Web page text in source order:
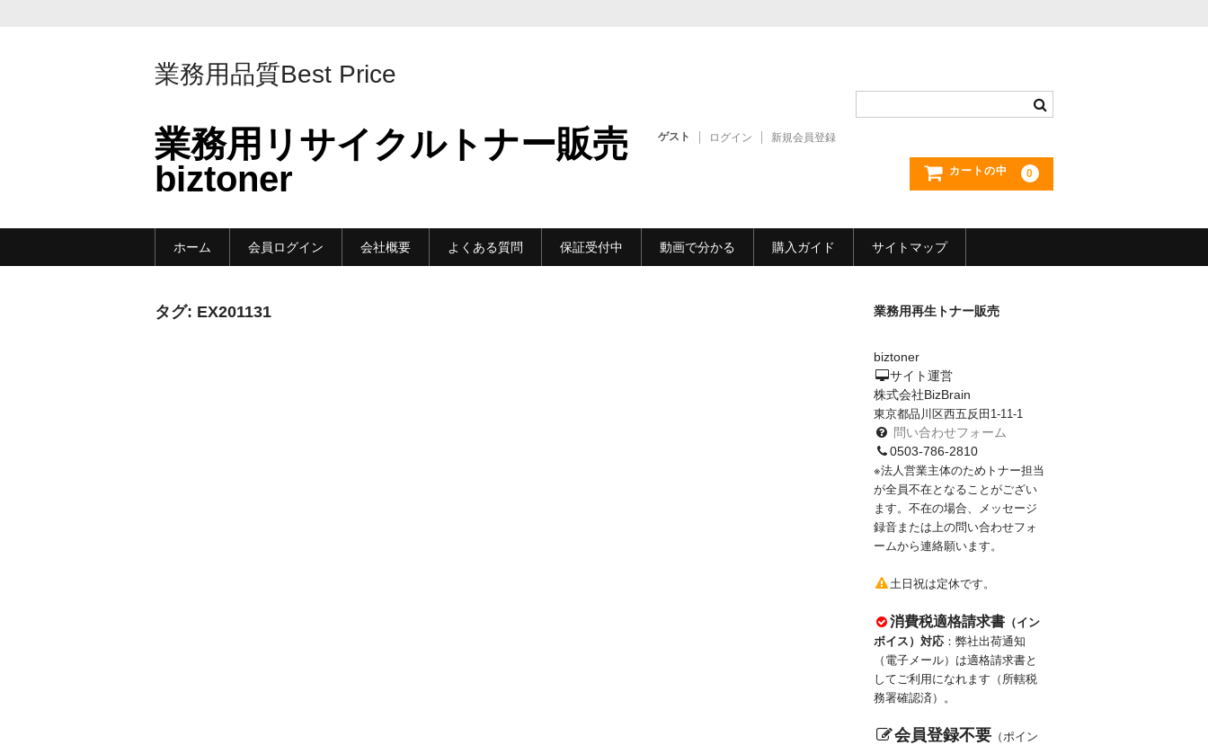
業務用品質Best Price
業務用リサイクルトナー販売
biztoner
ゲスト ログイン 新規会員登録
カートの中 0
ホーム 会員ログイン 会社概要 よくある質問 保証受付中 動画で分かる 購入ガイド サイトマップ
タグ: EX201131 業務用再生トナー販売
biztoner
サイト運営
株式会社BizBrain
東京都品川区西五反田1-11-1
問い合わせフォーム
0503-786-2810
※法人営業主体のためトナー担当
が全員不在となることがござい
ます。不在の場合、メッセージ
録音または上の問い合わせフォ
ームから連絡願います。
土日祝は定休です。
消費税適格請求書 （イン
ボイス）対応 ：弊社出荷通知
（電子メール）は適格請求書と
してご利用になれます（所轄税
務署確認済）。
会員登録不要 （ポイン